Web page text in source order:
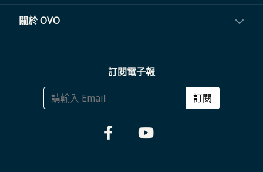
電視盒與周邊
福利品專區
常見問題
哪裡購買
關於 OVO
訂閱電子報
訂閱